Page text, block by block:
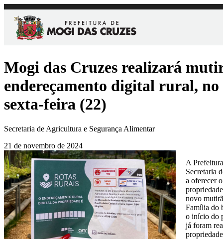
Mogi das Cruzes realizará
endereçamento digital rural, no
sexta-feira (22)
Secretaria de Agricultura e Segurança Alimentar
21 de novembro de 2024
A
Secretaria
a oferecer
novo
Família do
o início do
já foram